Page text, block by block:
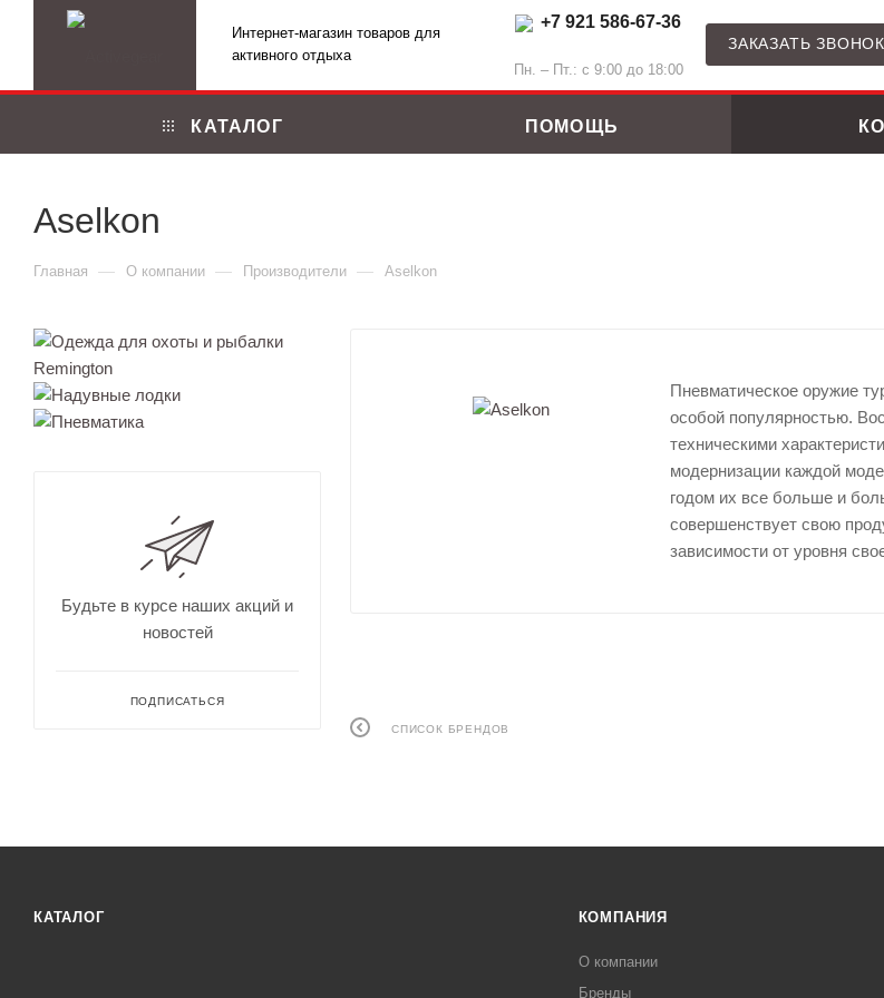
Интернет-магазин товаров для
активного отдыха
+7 921 586-67-36
Пн. – Пт.: с 9:00 до 18:00
ЗАКАЗАТЬ ЗВОНОК
КАТАЛОГ ПОМОЩЬ
Aselkon
Главная — О компании — Производители — Aselkon
Пневматическое оружие
особой популярностью.
техническими
модернизации каждой
годом их все больше и
совершенствует свою
зависимости от уровня
СПИСОК БРЕНДОВ
Будьте в курсе наших акций и
новостей
ПОДПИСАТЬСЯ
КАТАЛОГ КОМПАНИЯ
О компании
Бренды